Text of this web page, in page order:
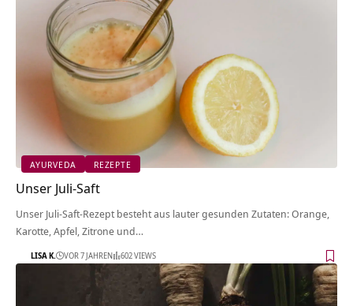
AYURVEDA REZEPTE
Unser Juli-Saft
Unser Juli-Saft-Rezept besteht aus lauter gesunden Zutaten: Orange,
Karotte, Apfel, Zitrone und…
LISA K. VOR 7 JAHREN 602 VIEWS